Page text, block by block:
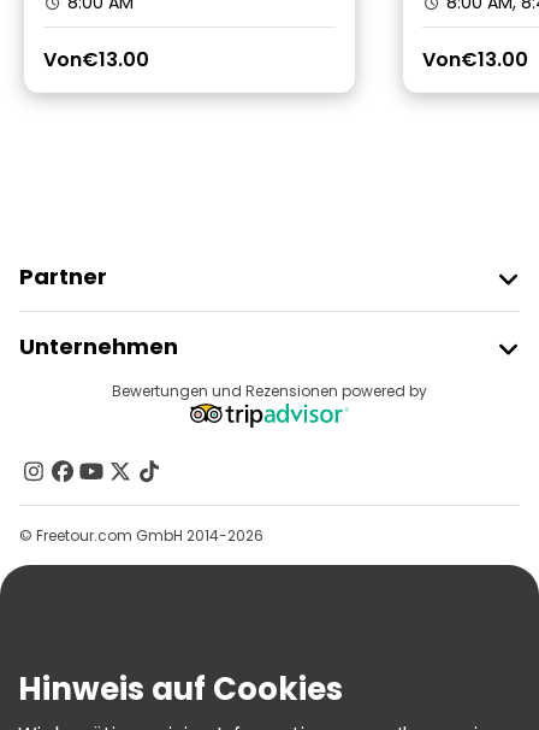
Von€13.00 Von€13.00
Partner
Anbieter-Anmeldung
Affiliate-Programm
Unternehmen
Reiseziele
Kontakt
Gruppen
Hilfe
AGB Und Rechtliches
Bewertungen und Rezensionen powered by
© Freetour.com GmbH 2014-2026
Hinweis auf Cookies